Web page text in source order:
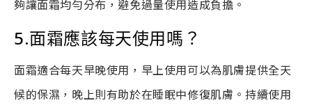
夠讓面霜均勻分布，避免過量使用造成負擔。
5.面霜應該每天使用嗎？
面霜適合每天早晚使用，早上使用可以為肌膚提供全天
候的保濕，晚上則有助於在睡眠中修復肌膚。持續使用